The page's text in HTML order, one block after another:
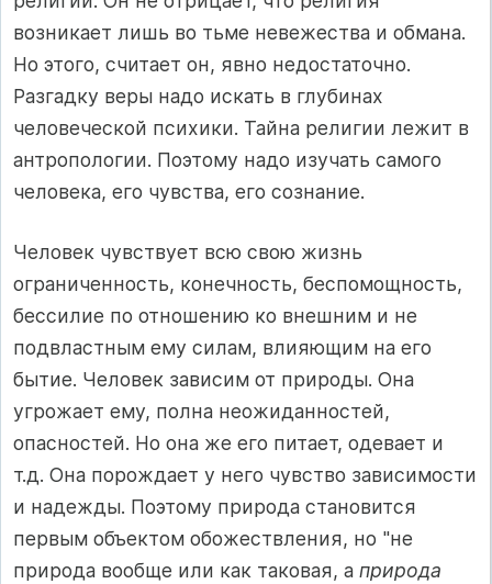
возникает лишь во тьме невежества и обмана.
Но этого, считает он, явно недостаточно.
Разгадку веры надо искать в глубинах
человеческой психики. Тайна религии лежит в
антропологии. Поэтому надо изучать самого
человека, его чувства, его сознание.
Человек чувствует всю свою жизнь
ограниченность, конечность, беспомощность,
бессилие по отношению ко внешним и не
подвластным ему силам, влияющим на его
бытие. Человек зависим от природы. Она
угрожает ему, полна неожиданностей,
опасностей. Но она же его питает, одевает и
т.д. Она порождает у него чувство зависимости
и надежды. Поэтому природа становится
первым объектом обожествления, но "не
природа вообще или как таковая, а природа